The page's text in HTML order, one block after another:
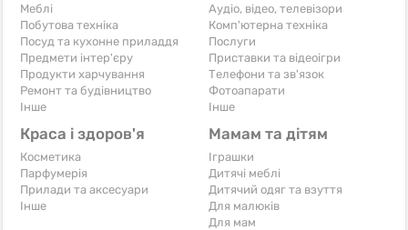
Меблі
Побутова техніка
Посуд та кухонне приладдя
Предмети інтер'єру
Продукти харчування
Ремонт та будівництво
Iнше
Аудіо, відео, телевізори
Комп'ютерна техніка
Послуги
Приставки та відеоігри
Телефони та зв'язок
Фотоапарати
Iнше
Краса і здоров'я
Косметика
Парфумерія
Прилади та аксесуари
Iнше
Мамам та дітям
Іграшки
Дитячі меблі
Дитячий одяг та взуття
Для малюків
Для мам